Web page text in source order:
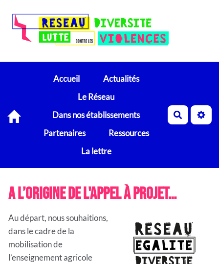
Accueil
Actualités
Le Réseau
Dans nos établissements
Partenaires
Ressources
La lettre
A l’origine de l'appel à projet…
Au départ, nous souhaitions,
dans le cadre de la
mobilisation de
l’enseignement agricole